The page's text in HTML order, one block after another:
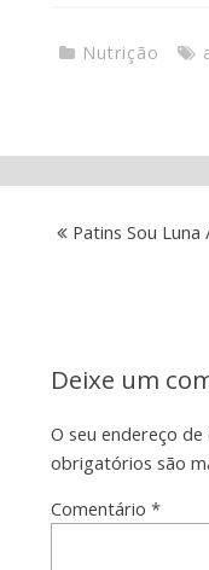
Nutrição
Patins Sou Luna
Deixe um
O seu endereço
obrigatórios são
Comentário *